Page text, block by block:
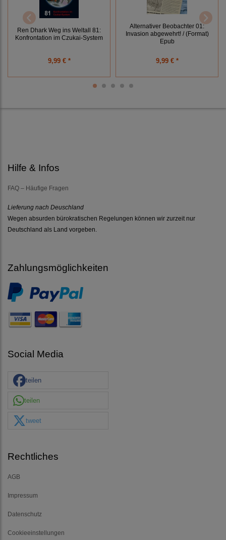
Ren Dhark Weg ins Weltall 81:
Konfrontation im Czukai-System
9,99 € *
Alternativer Beobachter 01:
Invasion abgewehrt! / (Format)
Epub
9,99 € *
Hilfe & Infos
FAQ – Häufige Fragen
Lieferung nach Deuschland
Wegen absurden bürokratischen Regelungen können wir zurzeit nur
Deutschland als Land vorgeben.
Zahlungsmöglichkeiten
Social Media
teilen
teilen
tweet
Rechtliches
AGB
Impressum
Datenschutz
Cookieeinstellungen